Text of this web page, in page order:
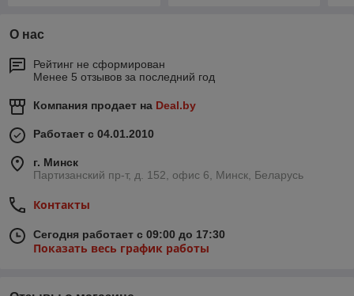
О нас
Рейтинг не сформирован
Менее 5 отзывов за последний год
Компания продает на Deal.by
Работает с 04.01.2010
г. Минск
Партизанский пр-т, д. 152, офис 6, Минск, Беларусь
Контакты
Сегодня работает с 09:00 до 17:30
Показать весь график работы